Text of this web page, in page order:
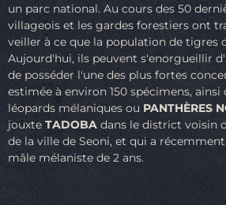
un parc national. Au cours des 50
villageois et les gardes forestiers ont
veiller à ce que la population de tigres
Aujourd'hui, ils peuvent s'enorgueillir
de posséder l'une des plus fortes
estimée à environ 150 spécimens,
léopards mélaniques ou PANTHÈRES
jouxte TADOBA dans le district voisin
de la ville de Seoni, et qui a
mâle mélaniste de 2 ans.